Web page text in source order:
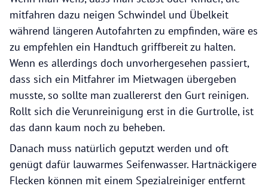
mitfahren dazu neigen Schwindel und Übelkeit
während längeren Autofahrten zu empfinden, wäre es
zu empfehlen ein Handtuch griffbereit zu halten.
Wenn es allerdings doch unvorhergesehen passiert,
dass sich ein Mitfahrer im Mietwagen übergeben
musste, so sollte man zuallererst den Gurt reinigen.
Rollt sich die Verunreinigung erst in die Gurtrolle, ist
das dann kaum noch zu beheben.
Danach muss natürlich geputzt werden und oft
genügt dafür lauwarmes Seifenwasser. Hartnäckigere
Flecken können mit einem Spezialreiniger entfernt